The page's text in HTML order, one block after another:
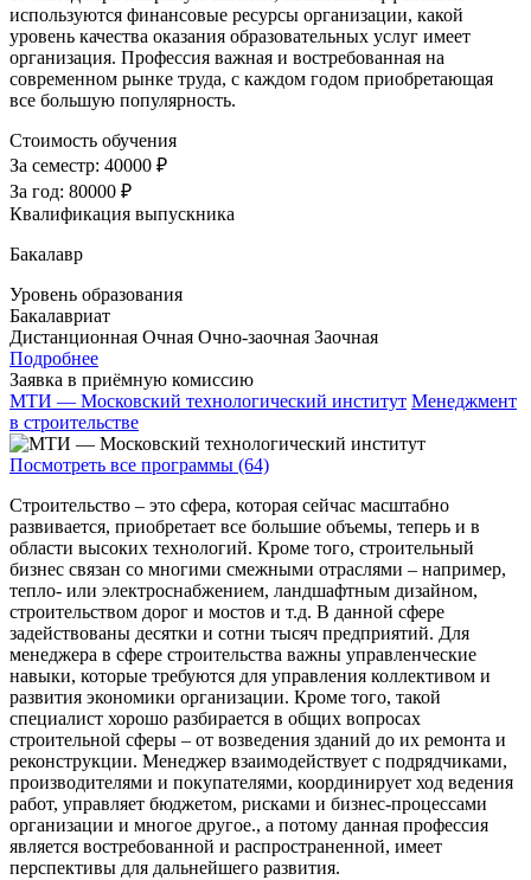
используются финансовые ресурсы организации, какой
уровень качества оказания образовательных услуг имеет
организация. Профессия важная и востребованная на
современном рынке труда, с каждом годом приобретающая
все большую популярность.
Стоимость обучения
За семестр: 40000 ₽
За год: 80000 ₽
Квалификация выпускника
Бакалавр
Уровень образования
Бакалавриат
Дистанционная Очная Очно-заочная Заочная
Подробнее
Заявка в приёмную комиссию
МТИ — Московский технологический институт Менеджмент
в строительстве
Посмотреть все программы (64)
Строительство – это сфера, которая сейчас масштабно
развивается, приобретает все большие объемы, теперь и в
области высоких технологий. Кроме того, строительный
бизнес связан со многими смежными отраслями – например,
тепло- или электроснабжением, ландшафтным дизайном,
строительством дорог и мостов и т.д. В данной сфере
задействованы десятки и сотни тысяч предприятий. Для
менеджера в сфере строительства важны управленческие
навыки, которые требуются для управления коллективом и
развития экономики организации. Кроме того, такой
специалист хорошо разбирается в общих вопросах
строительной сферы – от возведения зданий до их ремонта и
реконструкции. Менеджер взаимодействует с подрядчиками,
производителями и покупателями, координирует ход ведения
работ, управляет бюджетом, рисками и бизнес-процессами
организации и многое другое., а потому данная профессия
является востребованной и распространенной, имеет
перспективы для дальнейшего развития.